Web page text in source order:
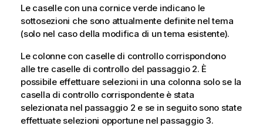
Le caselle con una cornice verde indicano le
sottosezioni che sono attualmente definite nel tema
(solo nel caso della modifica di un tema esistente).
Le colonne con caselle di controllo corrispondono
alle tre caselle di controllo del passaggio 2. È
possibile effettuare selezioni in una colonna solo se la
casella di controllo corrispondente è stata
selezionata nel passaggio 2 e se in seguito sono state
effettuate selezioni opportune nel passaggio 3.